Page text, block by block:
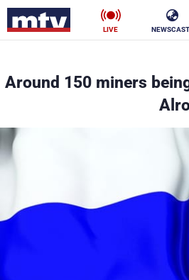
LIVE
Around 150 miners
رياضة